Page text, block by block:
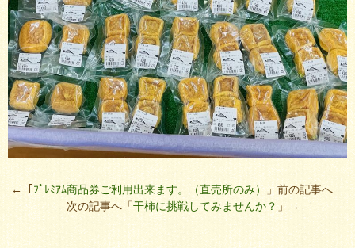
←「ﾌﾟﾚﾐｱﾑ商品券ご利用出来ます。（直売所のみ） 」前の記事へ
次の記事へ「干柿に挑戦してみませんか？」→